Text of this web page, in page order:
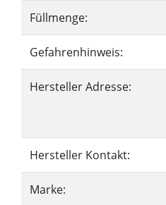
Füllmenge:
Gefahrenhinweis:
Hersteller Adresse:
Hersteller Kontakt:
Marke: